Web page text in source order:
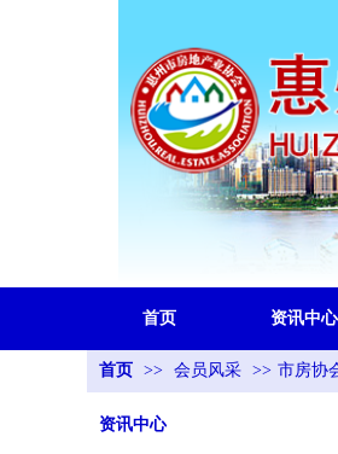
首页 资讯中心
首页 >> 会员风采 >> 市房协
资讯中心